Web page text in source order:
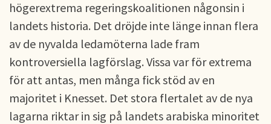
högerextrema regeringskoalitionen någonsin i
landets historia. Det dröjde inte länge innan flera
av de nyvalda ledamöterna lade fram
kontroversiella lagförslag. Vissa var för extrema
för att antas, men många fick stöd av en
majoritet i Knesset. Det stora flertalet av de nya
lagarna riktar in sig på landets arabiska minoritet